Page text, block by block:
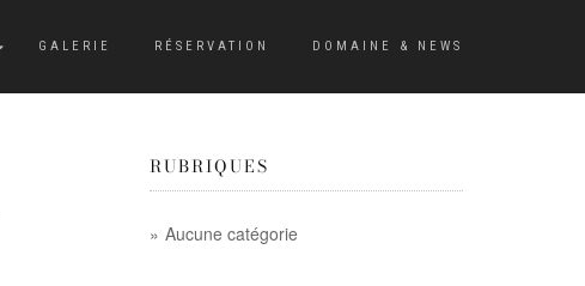
GALERIE RÉSERVATION DOMAINE & NEWS
RUBRIQUES
Aucune catégorie